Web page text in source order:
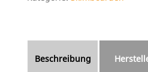
Beschreibung